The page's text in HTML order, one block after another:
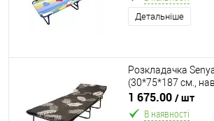
Детальніше
Розкладачка
(30*75*187 см.,
кг., матрац 3 см.
1 675.00 / шт
В наявності